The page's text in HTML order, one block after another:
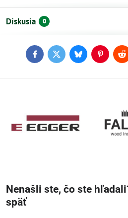
Diskusia 0
FacebookTwitterBlueskyPinterest
Nenašli ste, čo ste
späť